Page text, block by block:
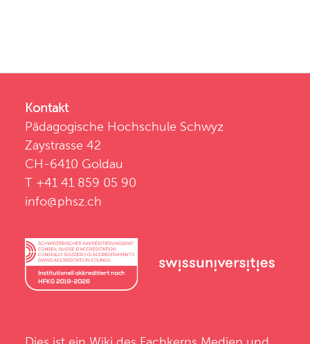
Kontakt
Pädagogische Hochschule Schwyz
Zaystrasse 42
CH-6410 Goldau
T +41 41 859 05 90
info@phsz.ch